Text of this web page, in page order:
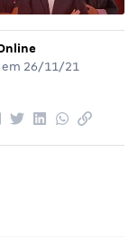
em 26/11/21